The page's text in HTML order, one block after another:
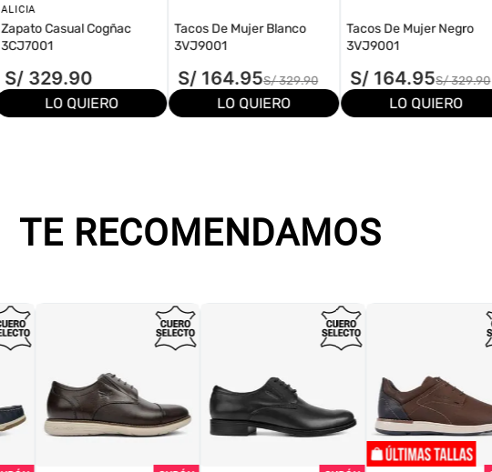
ALICIA
Zapato Casual Cogñac
3CJ7001
S/ 329.90
LO QUIERO
Tacos De Mujer Blanco
3VJ9001
S/ 164.95S/ 329.90
LO QUIERO
Tacos De Mujer Negro
3VJ9001
S/ 164.95S/ 329.90
LO QUIERO
TE RECOMENDAMOS